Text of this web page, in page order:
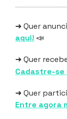
➜ Quer
aqui! 📣
➜ Quer
Cadastre-
➜ Quer
Entre agora